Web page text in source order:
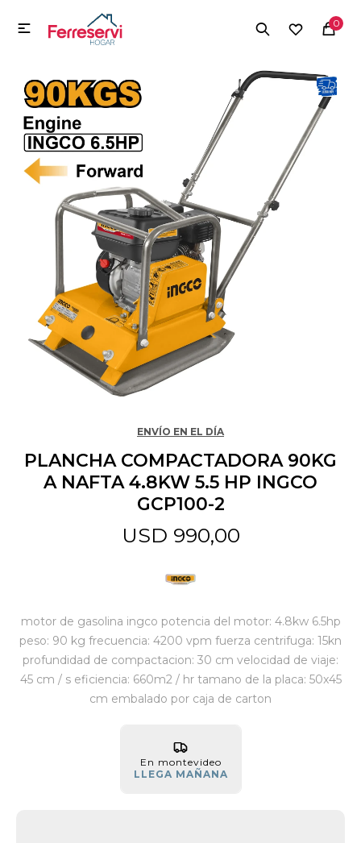
0

ENVÍO EN EL DÍA
PLANCHA COMPACTADORA 90KG
A NAFTA 4.8KW 5.5 HP INGCO
GCP100-2
USD 990,00
motor de gasolina ingco potencia del motor: 4.8kw 6.5hp
peso: 90 kg frecuencia: 4200 vpm fuerza centrifuga: 15kn
profundidad de compactacion: 30 cm velocidad de viaje:
45 cm / s eficiencia: 660m2 / hr tamano de la placa: 50x45
cm embalado por caja de carton
En montevideo
LLEGA MAÑANA
MI CUENTA
Electrodomésticos
Herramientas y Construcción
Electrodomésticos
Tecnología
Deportes
Camping
Mascotas
Juguetes y artículos para bebé
Gastronomía
Ferretería